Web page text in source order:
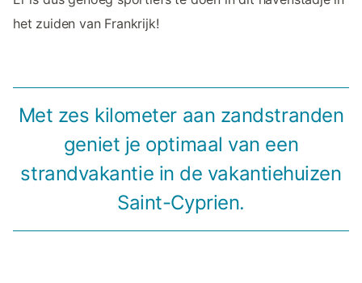
het zuiden van Frankrijk!
Met zes kilometer aan zandstranden
geniet je optimaal van een
strandvakantie in de vakantiehuizen
Saint-Cyprien.